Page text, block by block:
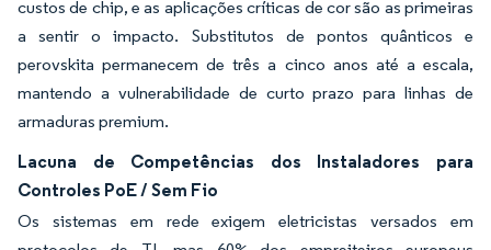
custos de chip, e as aplicações críticas de cor são as primeiras
a sentir o impacto. Substitutos de pontos quânticos e
perovskita permanecem de três a cinco anos até a escala,
mantendo a vulnerabilidade de curto prazo para linhas de
armaduras premium.
Lacuna de Competências dos Instaladores para
Controles PoE / Sem Fio
Os sistemas em rede exigem eletricistas versados em